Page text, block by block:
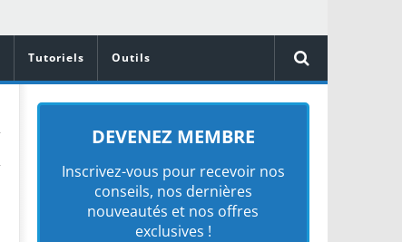
Tutoriels Outils
DEVENEZ MEMBRE
Inscrivez-vous pour recevoir nos
conseils, nos dernières
nouveautés et nos offres
exclusives !